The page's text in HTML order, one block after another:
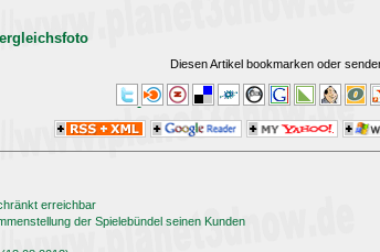
Diesen Artikel bookmarken oder
erreichbar
der Spielebündel seinen Kunden